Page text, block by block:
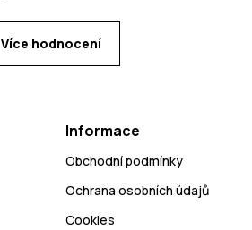
Více hodnocení
Informace
Obchodní podmínky
Ochrana osobních údajů
Cookies